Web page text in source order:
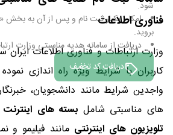
شود.
امکان یکبار ثبت نام و پس از آن به بخش
بروید.
دریافت از سامانه هدیه مناسبتی وزارت
دریافت کد تخفیف
فناوری اطلاعات
وزارت ارتباطات و فناوری اطلاعات ایران
کاربران با شرایط ویژه راه اندازی
واجدین شرایط مانند دانشجویان،
های مناسبتی شامل بسته های
تلویزیون های اینترنتی مانند فیلیمو و